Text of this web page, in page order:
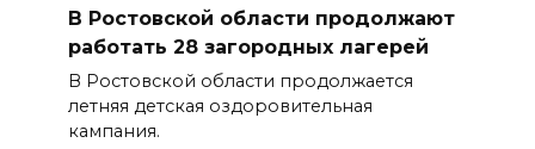
В Ростовской области продолжают
работать 28 загородных лагерей
В Ростовской области продолжается
летняя детская оздоровительная
кампания.